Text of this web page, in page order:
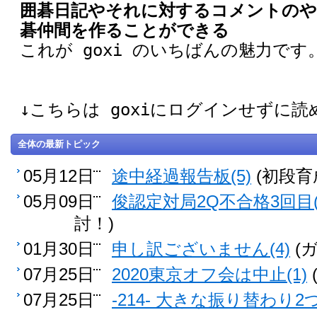
囲碁日記やそれに対するコメントの
碁仲間を作ることができる
これが goxi のいちばんの魅力です
↓こちらは goxiにログインせずに読
全体の最新トピック
05月12日 途中経過報告板(5) (初段
05月09日
俊認定対局2Q不合格3回目
討！)
01月30日
申し訳ございません(4) (
07月25日
2020東京オフ会は中止(1)
07月25日
-214- 大きな振り替わり2